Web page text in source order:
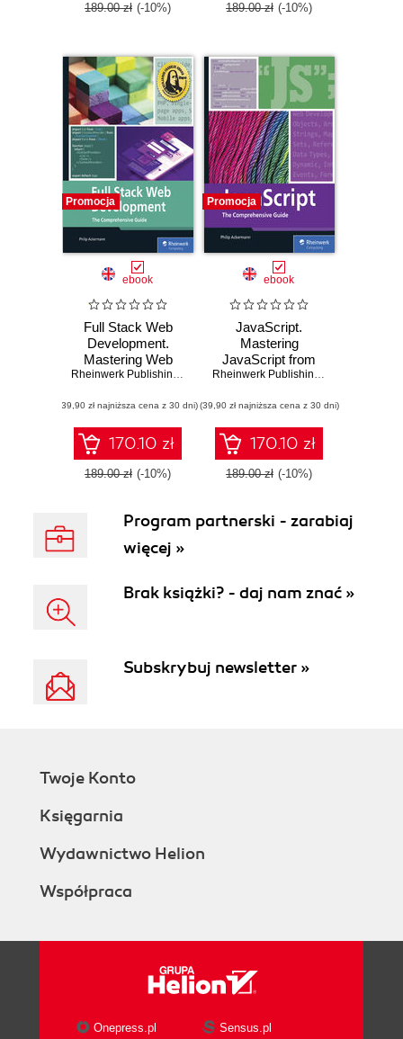
189.00 zł (-10%) 189.00 zł (-10%)
Promocja
ebook
Full Stack Web
Development.
Mastering Web
Development from
Side Technologies
Rheinwerk Publishing, Philip Ackermann
(39,90 zł najniższa cena z 30 dni)
170.10 zł
189.00 zł (-10%)
Promocja
ebook
JavaScript.
Mastering
JavaScript from
Basics to
Rheinwerk Publishing,
(39,90 zł najniższa cena z 30 dni)
170.10 zł
189.00 zł (-10%)
Program partnerski - zarabiaj
więcej »
Brak książki? - daj nam znać »
Subskrybuj newsletter »
Twoje Konto
Księgarnia
Wydawnictwo Helion
Współpraca
Onepress.pl Sensus.pl